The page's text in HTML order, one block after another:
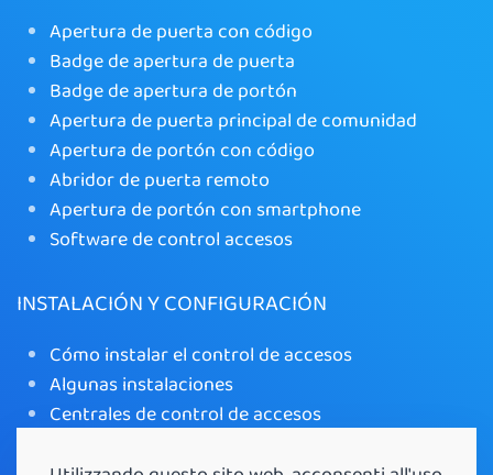
Apertura de puerta con código
Badge de apertura de puerta
Badge de apertura de portón
Apertura de puerta principal de comunidad
Apertura de portón con código
Abridor de puerta remoto
Apertura de portón con smartphone
Software de control accesos
INSTALACIÓN Y CONFIGURACIÓN
Cómo instalar el control de accesos
Algunas instalaciones
Centrales de control de accesos